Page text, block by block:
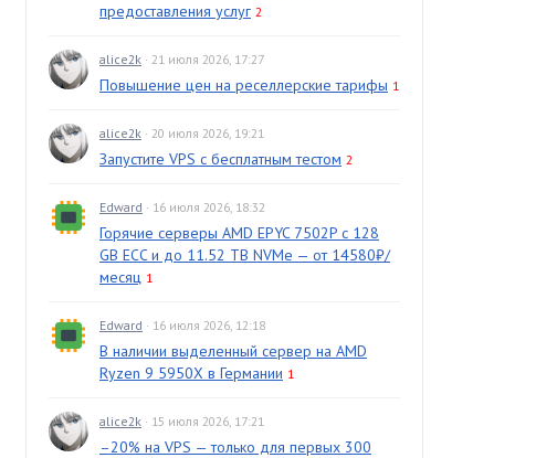
предоставления услуг 2
alice2k · 21 июля 2026, 17:27
Повышение цен на реселлерские тарифы 1
alice2k · 20 июля 2026, 19:21
Запустите VPS с бесплатным тестом 2
Edward · 16 июля 2026, 18:32
Горячие серверы AMD EPYC 7502P с 128
GB ECC и до 11.52 TB NVMe — от 14580₽/
месяц 1
Edward · 16 июля 2026, 12:18
В наличии выделенный сервер на AMD
Ryzen 9 5950X в Германии 1
alice2k · 15 июля 2026, 17:21
–20% на VPS — только для первых 300